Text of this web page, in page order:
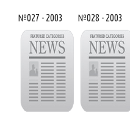
№027 - 2003 №028 - 2003